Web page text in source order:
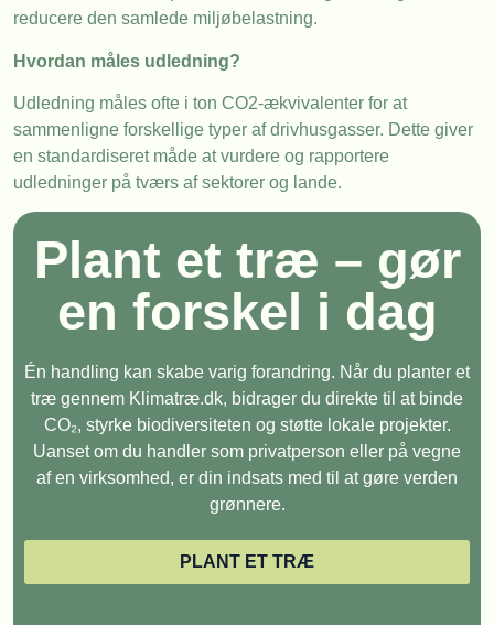
reducere den samlede miljøbelastning.
Hvordan måles udledning?
Udledning måles ofte i ton CO2-ækvivalenter for at
sammenligne forskellige typer af drivhusgasser. Dette giver
en standardiseret måde at vurdere og rapportere
udledninger på tværs af sektorer og lande.
Plant et træ – gør
en forskel i dag
Én handling kan skabe varig forandring. Når du planter et
træ gennem Klimatræ.dk, bidrager du direkte til at binde
CO₂, styrke biodiversiteten og støtte lokale projekter.
Uanset om du handler som privatperson eller på vegne
af en virksomhed, er din indsats med til at gøre verden
grønnere.
PLANT ET TRÆ